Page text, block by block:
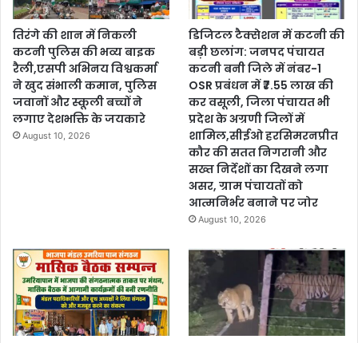
तिरंगे की शान में निकली
कटनी पुलिस की भव्य बाइक
रैली,एसपी अभिनय विश्वकर्मा
ने खुद संभाली कमान, पुलिस
जवानों और स्कूली बच्चों ने
लगाए देशभक्ति के जयकारे
August 10, 2026
डिजिटल टैक्सेशन में कटनी की
बड़ी छलांग: जनपद पंचायत
कटनी बनी जिले में नंबर-1
OSR प्रबंधन में ₹7.55 लाख की
कर वसूली, जिला पंचायत भी
प्रदेश के अग्रणी जिलों में
शामिल,सीईओ हरसिमरनप्रीत
कौर की सतत निगरानी और
सख्त निर्देशों का दिखने लगा
असर, ग्राम पंचायतों को
आत्मनिर्भर बनाने पर जोर
August 10, 2026